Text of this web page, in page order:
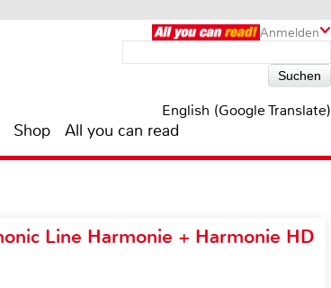
Anmelden
English (Google Translate)
Shop All you can read
Line Harmonie + Harmonie HD